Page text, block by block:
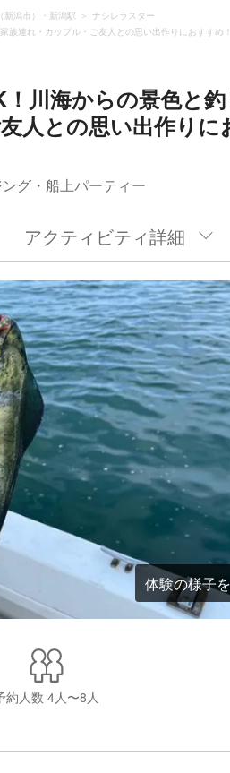
新潟市）・新潟駅
ナシレラスター
連れ・カップル・ご友人との思い出作りにおすすめ
！川海からの景色と
人との思い出作りに
グ・船上パーティー
アクティビティ詳細
体験の様子
約人数 4人〜8人